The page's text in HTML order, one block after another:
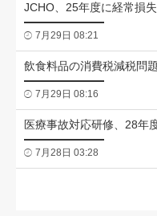
JCHO、25年度に経常損
7月29日 08:21
飲食料品の消費税減税問
7月29日 08:16
医療事故対応研修、28年
7月28日 03:28